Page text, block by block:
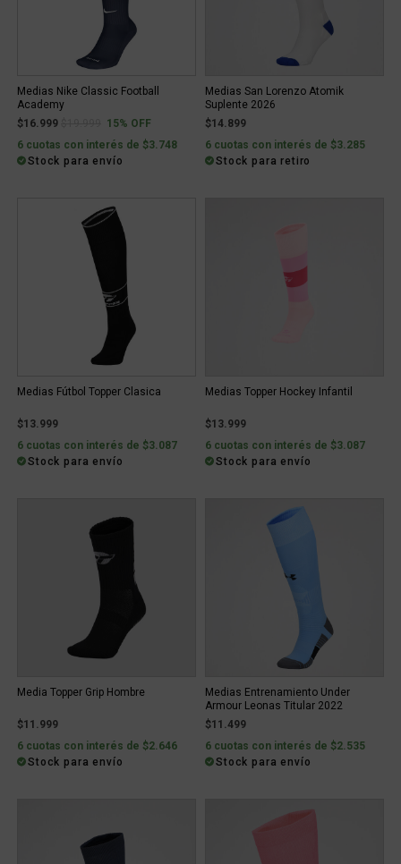
Medias Nike Classic Football
Academy
$16.999
Price reduced from
to15% OFF
6 cuotas con interés de $3.748
Stock para envío
Medias San Lorenzo Atomik
Suplente 2026
$14.899
6 cuotas con interés de $3.285
Stock para retiro
Medias Fútbol Topper Clasica
$13.999
6 cuotas con interés de $3.087
Stock para envío
Medias Topper Hockey Infantil
$13.999
6 cuotas con interés de $3.087
Stock para envío
Media Topper Grip Hombre
$11.999
6 cuotas con interés de $2.646
Stock para envío
Medias Entrenamiento Under
Armour Leonas Titular 2022
$11.499
6 cuotas con interés de $2.535
Stock para envío